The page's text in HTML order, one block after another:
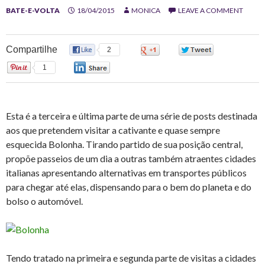
BATE-E-VOLTA 18/04/2015 MONICA LEAVE A COMMENT
Compartilhe 2
1
Esta é a terceira e última parte de uma série de posts destinada
aos que pretendem visitar a cativante e quase sempre
esquecida Bolonha. Tirando partido de sua posição central,
propõe passeios de um dia a outras também atraentes cidades
italianas apresentando alternativas em transportes públicos
para chegar até elas, dispensando para o bem do planeta e do
bolso o automóvel.
Tendo tratado na primeira e segunda parte de visitas a cidades